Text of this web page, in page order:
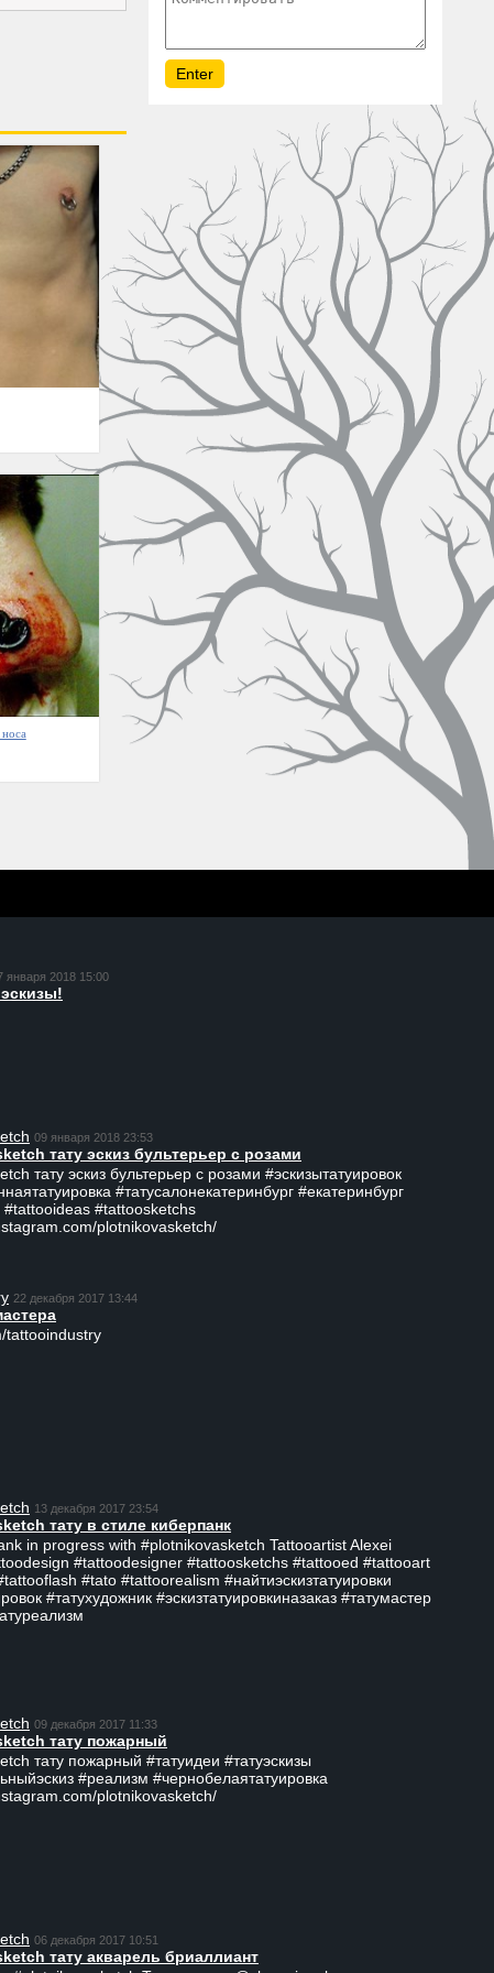
января 2018 15:00
09 января 2018 23:53
тату эскиз бультерьер с розами
тату эскиз бультерьер с розами #эскизытатуировок
#татусалонекатеринбург #екатеринбург
#tattoosketchs
plotnikovasketch/
22 декабря 2017 13:44
tattooindustry
13 декабря 2017 23:54
тату в стиле киберпанк
in progress with #plotnikovasketch Tattooartist Alexei
#tattoodesigner #tattoosketchs #tattooed #tattooart
#tato #tattoorealism #найтиэскизтатуировки
#татухудожник #эскизтатуировкиназаказ #татумастер
09 декабря 2017 11:33
тату пожарный
тату пожарный #татуидеи #татуэскизы
#реализм #чернобелаятатуировка
plotnikovasketch/
06 декабря 2017 10:51
тату акварель бриаллиант